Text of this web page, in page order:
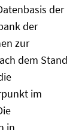
der
der
zur
dem Stand
im